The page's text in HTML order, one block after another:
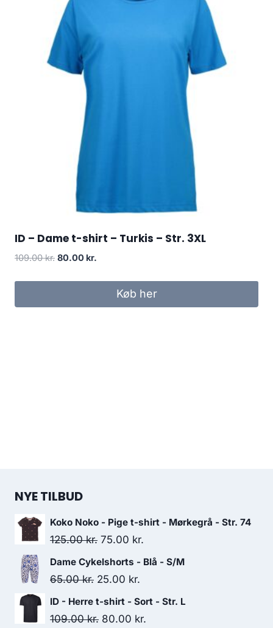
ID – Dame t-shirt – Turkis – Str. 3XL
109.00kr. Original
80.00 kr.
80.00 kr..
Køb her
NYE TILBUD
Koko Noko - Pige t-shirt - Mørkegrå - Str. 74
125.00kr. Original
price
was:
75.00 kr.
price
Dame Cykelshorts - Blå - S/M
65.00kr. Original
price
was:
25.00 kr.
price
is:
ID - Herre t-shirt - Sort - Str. L
109.00kr. Original
80.00 kr.